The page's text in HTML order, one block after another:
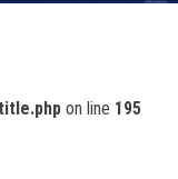
on line 195